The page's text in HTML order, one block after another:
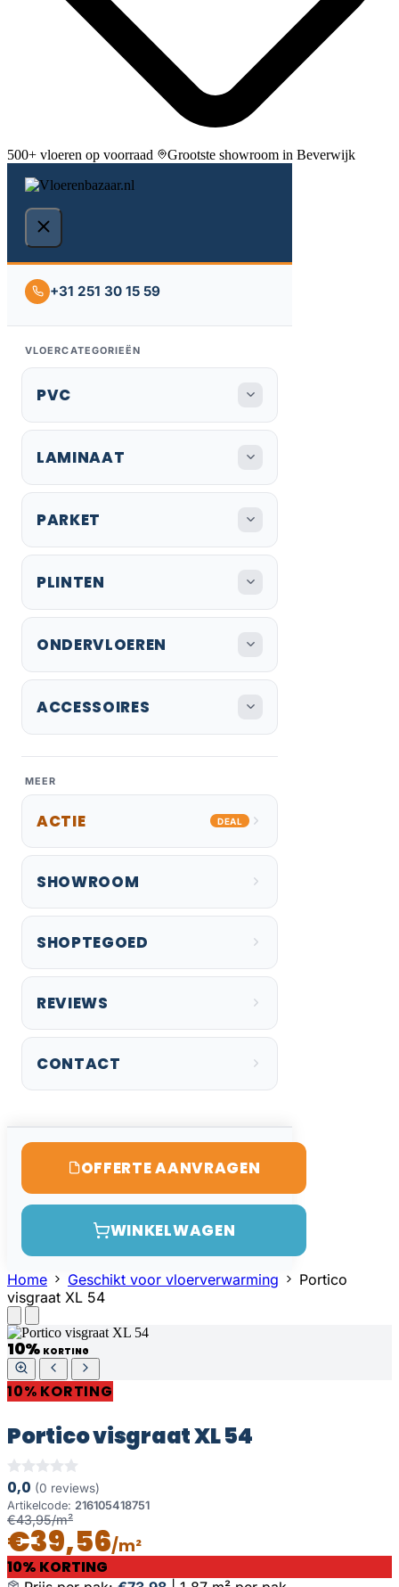
500+ vloeren op voorraad Grootste showroom in Beverwijk
+31 251 30 15 59
VLOERCATEGORIEËN
PVC
LAMINAAT
PARKET
PLINTEN
ONDERVLOEREN
ACCESSOIRES
MEER
ACTIE DEAL
SHOWROOM
SHOPTEGOED
REVIEWS
CONTACT
OFFERTE AANVRAGEN
WINKELWAGEN
Home Geschikt voor vloerverwarming
Portico
visgraat XL 54
10% KORTING
10% KORTING
Portico visgraat XL 54
0,0 (0 reviews)
Artikelcode: 216105418751
€43,95/m²
€39,56/m²
10% KORTING